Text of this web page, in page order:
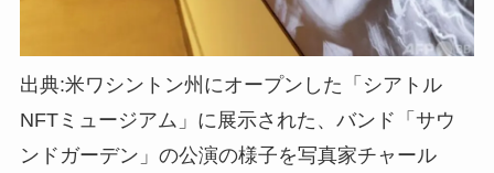
出典:米ワシントン州にオープンした「シアトル
NFTミュージアム」に展示された、バンド「サウ
ンドガーデン」の公演の様子を写真家チャール